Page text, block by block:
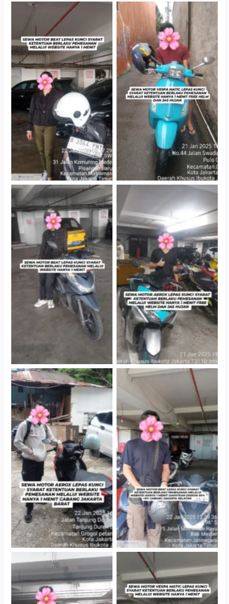
Cityplaza Jatinegara
Gedung Parkir P6A
Antar Jemput Kendaraan
Cityplaza Jatinegara
Gedung Parkir P6A
Cityplaza Jatinegara
Gedung Parkir P6A
Cabang Jakarta Barat
Cityplaza Jatinegara
Gedung Parkir P6A